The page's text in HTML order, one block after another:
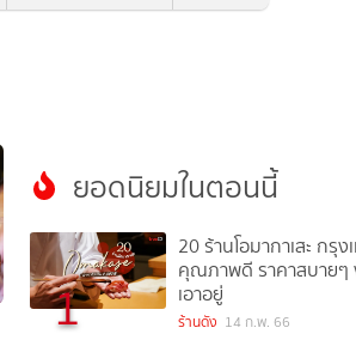
ยอดนิยมในตอนนี้
1
20 ร้านโอมากาเสะ กรุง
คุณภาพดี ราคาสบายๆ
เอาอยู่
ร้านดัง 14 ก.พ. 66